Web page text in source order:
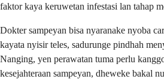
faktor kaya keruwetan infestasi lan tahap
Dokter sampeyan bisa nyaranake nyoba
kayata nyisir teles, sadurunge pindhah
Nanging, yen perawatan tuma perlu
kesejahteraan sampeyan, dheweke bakal